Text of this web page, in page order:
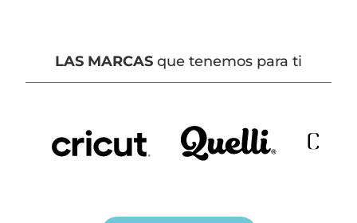
LAS MARCAS que tenemos para ti